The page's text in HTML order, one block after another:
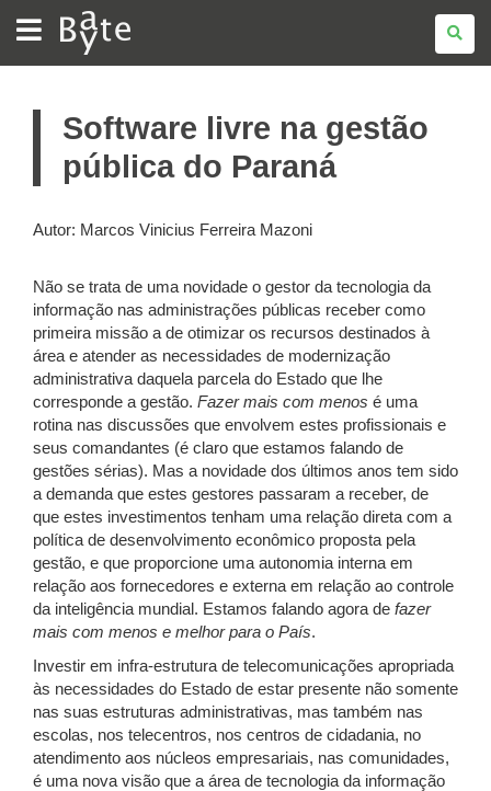
BATE
BYTE
Software livre na gestão
pública do Paraná
Autor: Marcos Vinicius Ferreira Mazoni
Não se trata de uma novidade o gestor da tecnologia da
informação nas administrações públicas receber como
primeira missão a de otimizar os recursos destinados à
área e atender as necessidades de modernização
administrativa daquela parcela do Estado que lhe
corresponde a gestão. Fazer mais com menos é uma
rotina nas discussões que envolvem estes profissionais e
seus comandantes (é claro que estamos falando de
gestões sérias). Mas a novidade dos últimos anos tem sido
a demanda que estes gestores passaram a receber, de
que estes investimentos tenham uma relação direta com a
política de desenvolvimento econômico proposta pela
gestão, e que proporcione uma autonomia interna em
relação aos fornecedores e externa em relação ao controle
da inteligência mundial. Estamos falando agora de fazer
mais com menos e melhor para o País.
Investir em infra-estrutura de telecomunicações apropriada
às necessidades do Estado de estar presente não somente
nas suas estruturas administrativas, mas também nas
escolas, nos telecentros, nos centros de cidadania, no
atendimento aos núcleos empresariais, nas comunidades,
é uma nova visão que a área de tecnologia da informação